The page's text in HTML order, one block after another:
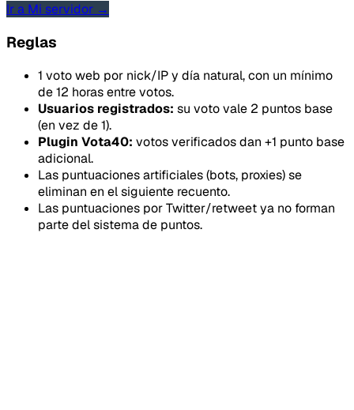
Ir a Mi servidor →
Reglas
1 voto web por nick/IP y día natural, con un mínimo
de 12 horas entre votos.
Usuarios registrados: su voto vale 2 puntos base
(en vez de 1).
Plugin Vota40: votos verificados dan +1 punto base
adicional.
Las puntuaciones artificiales (bots, proxies) se
eliminan en el siguiente recuento.
Las puntuaciones por Twitter/retweet ya no forman
parte del sistema de puntos.
Email